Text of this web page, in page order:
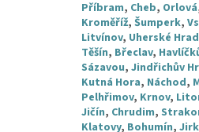
Příbram, Cheb, Orlová
Kroměříž, Šumperk,
Litvínov, Uherské
Těšín, Břeclav,
Sázavou, Jindřichův
Kutná Hora, Náchod,
Pelhřimov, Krnov,
Jičín, Chrudim,
Klatovy, Bohumín,